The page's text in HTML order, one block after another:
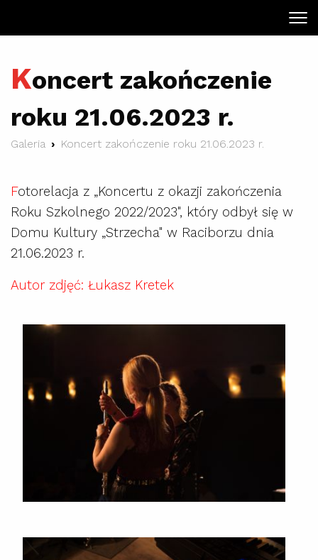
Koncert zakończenie
roku 21.06.2023 r.
Galeria Koncert zakończenie roku 21.06.2023 r.
Fotorelacja z „Koncertu z okazji zakończenia
Roku Szkolnego 2022/2023", który odbył się w
Domu Kultury „Strzecha" w Raciborzu dnia
21.06.2023 r.
Autor zdjęć: Łukasz Kretek